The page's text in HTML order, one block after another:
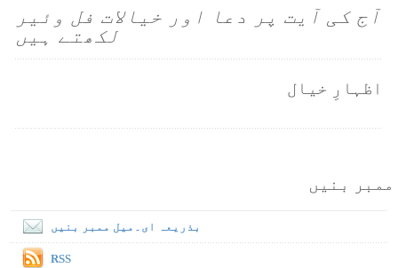
آج کی آیت پر دعا اور خیالات فل وئیر
لکھتے ہیں
اظہارِ خیال
ممبر بنیں
بذریعہ ای۔میل ممبر بنیں
RSS